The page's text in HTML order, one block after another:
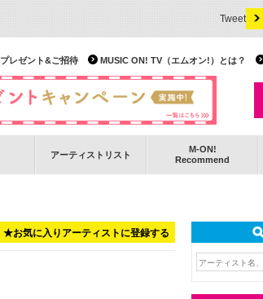
Tweet
MUSIC ON! TV（エムオン!）とは？
プレゼント&ご招待
アーティストリスト
M-ON!
Recommend
★お気に入りアーティストに登録する